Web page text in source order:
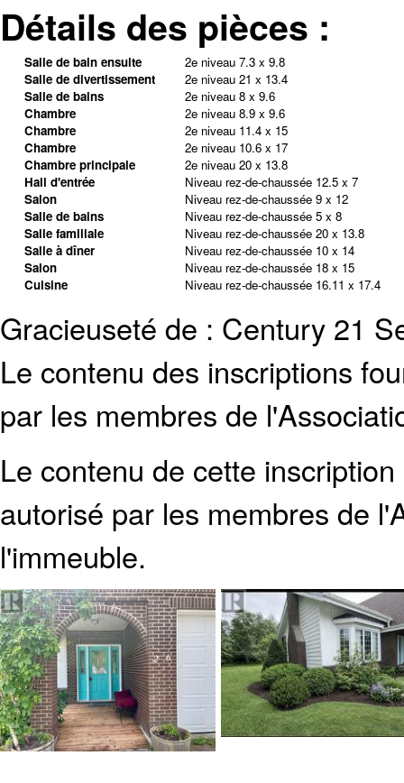
Détails des pièces :
Salle de bain ensuite 2e niveau 7.3 x 9.8
Salle de divertissement
2e niveau 21 x 13.4
Salle de bains
2e niveau 8 x 9.6
Chambre
2e niveau 8.9 x 9.6
Chambre
2e niveau 11.4 x 15
Chambre
2e niveau 10.6 x 17
Chambre principale
2e niveau 20 x 13.8
Hall d'entrée
Niveau rez-de-chaussée 12.5 x 7
Salon
Niveau rez-de-chaussée 9 x 12
Salle de bains
Niveau rez-de-chaussée 5 x 8
Salle familiale
Niveau rez-de-chaussée 20 x 13.8
Salle à dîner
Niveau rez-de-chaussée 10 x 14
Salon
Niveau rez-de-chaussée 18 x 15
Cuisine
Niveau rez-de-chaussée 16.11 x 17.4
Gracieuseté de : Century 21
Le contenu des inscriptions
par les membres de
Le contenu de cette
autorisé par les membres de
l'immeuble.